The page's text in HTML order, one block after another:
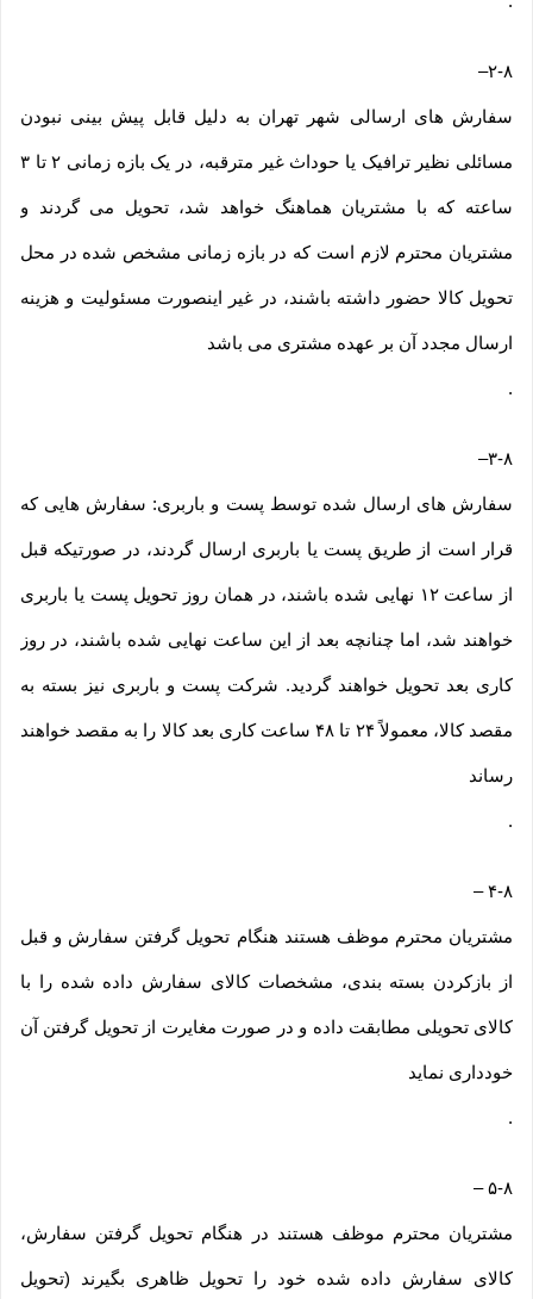
۲-۸–
سفارش های ارسالی شهر تهران به دلیل قابل پیش بینی نبودن
مسائلی نظیر ترافیک یا حوداث غیر مترقبه، در یک بازه زمانی ۲ تا ۳
ساعته که با مشتریان هماهنگ خواهد شد، تحویل می گردند و
مشتریان محترم لازم است که در بازه زمانی مشخص شده در محل
تحویل کالا حضور داشته باشند، در غیر اینصورت مسئولیت و هزینه
ارسال مجدد آن بر عهده مشتری می باشد
.
۳-۸–
سفارش های ارسال شده توسط پست و باربری: سفارش هایی که
قرار است از طریق پست یا باربری ارسال گردند، در صورتیکه قبل
از ساعت ۱۲ نهایی شده باشند، در همان روز تحویل پست یا باربری
خواهند شد، اما چنانچه بعد از این ساعت نهایی شده باشند، در روز
کاری بعد تحویل خواهند گردید. شرکت پست و باربری نیز بسته به
مقصد کالا، معمولاً ۲۴ تا ۴۸ ساعت کاری بعد کالا را به مقصد خواهند
رساند
.
۴-۸–
مشتریان محترم موظف هستند هنگام تحویل گرفتن سفارش و قبل
از بازکردن بسته بندی، مشخصات کالای سفارش داده شده را با
کالای تحویلی مطابقت داده و در صورت مغایرت از تحویل گرفتن آن
خودداری نماید
.
۵-۸–
مشتریان محترم موظف هستند در هنگام تحویل گرفتن سفارش،
کالای سفارش داده شده خود را تحویل ظاهری بگیرند (تحویل